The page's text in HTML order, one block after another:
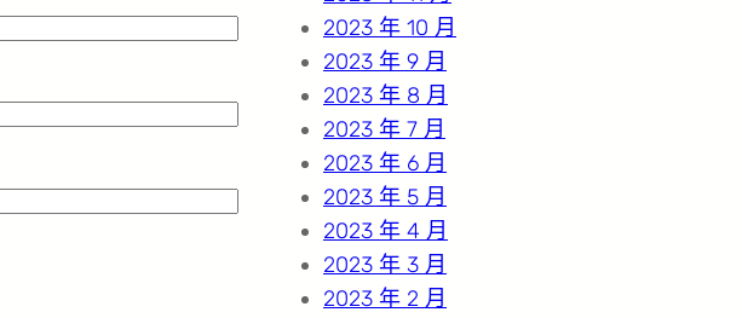
2023 年 10 月
2023 年 9 月
2023 年 8 月
2023 年 7 月
2023 年 6 月
2023 年 5 月
2023 年 4 月
2023 年 3 月
2023 年 2 月